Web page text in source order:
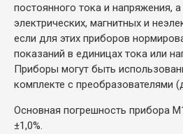
постоянного тока и напряжения,
электрических, магнитных и
если для этих приборов
показаний в единицах тока или
Приборы могут быть
комплекте с преобразователями
Основная погрешность прибора
±1,0%.